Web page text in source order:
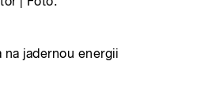
na jadernou energii